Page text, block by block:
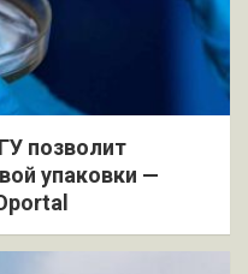
позволит
упаковки —